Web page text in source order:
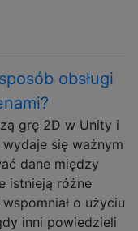
obsługi
grę 2D w Unity i
wydaje się ważnym
dane między
istnieją różne
o użyciu
inni powiedzieli